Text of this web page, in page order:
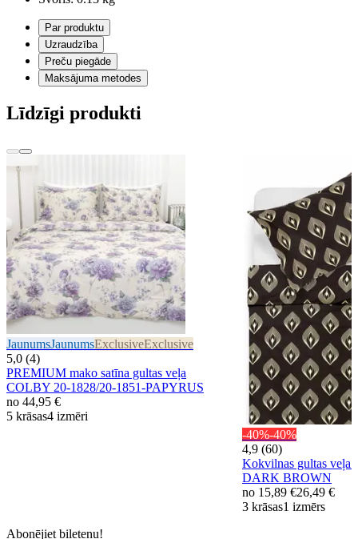
Par produktu
Uzraudzība
Preču piegāde
Maksājuma metodes
Līdzīgi produkti
JaunumsJaunumsExclusiveExclusive
5,0 (4)
PREMIUM mako satīna gultas veļa
COLBY 20-1828/20-1851-PAPYRUS
no 44,95 €
5 krāsas4 izmēri
-40%-40%
4,9 (60)
Kokvilnas gultas
DARK BROWN
no 15,89 €26,49 €
3 krāsas1 izmērs
Abonējiet biļetenu!